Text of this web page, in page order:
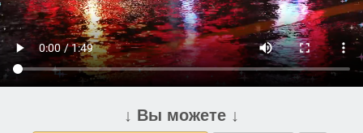
↓ Вы можете ↓